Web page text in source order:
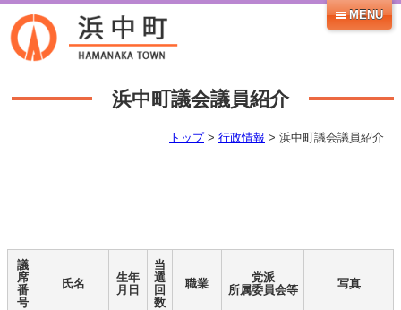
MENU
浜中町議会議員紹介
トップ> 行政情報 > 浜中町議会議員紹介
議
席
番
号
氏名
生年
月日
当
選
回
数
職業
党派
所属委員会等
写真